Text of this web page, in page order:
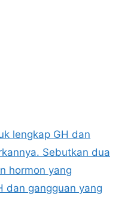
lengkap GH dan
Sebutkan dua
hormon yang
dan gangguan yang